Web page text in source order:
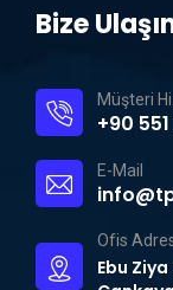
Bize
Müşteri
+90
E-Mail
Ofis
Ebu